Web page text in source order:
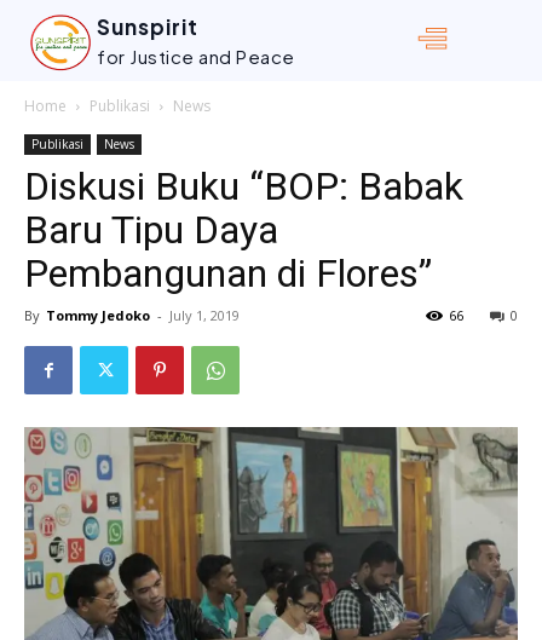
Sunspirit
for Justice and Peace
Home Publikasi News
Publikasi News
Diskusi Buku “BOP: Babak
Baru Tipu Daya
Pembangunan di Flores”
By Tommy Jedoko - July 1, 2019 0
66